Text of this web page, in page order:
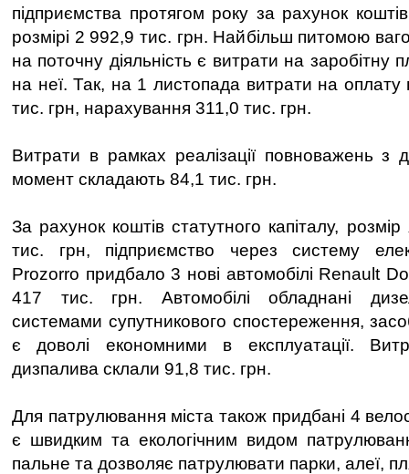
підприємства протягом року за рахунок
розмірі 2 992,9 тис. грн. Найбільш питомою
на поточну діяльність є витрати на заробітну
на неї. Так, на 1 листопада витрати на оплату
тис. грн, нарахування 311,0 тис. грн.
Витрати в рамках реалізації повноважень
момент складають 84,1 тис. грн.
За рахунок коштів статутного капіталу,
тис. грн, підприємство через систему
Prozorro придбало 3 нові автомобілі Renault
417 тис. грн. Автомобілі обладнані
системами супутникового спостереження,
є доволі економними в експлуатації.
дизпалива склали 91,8 тис. грн.
Для патрулювання міста також придбані 4
є швидким та екологічним видом
пальне та дозволяє патрулювати парки, алеї,